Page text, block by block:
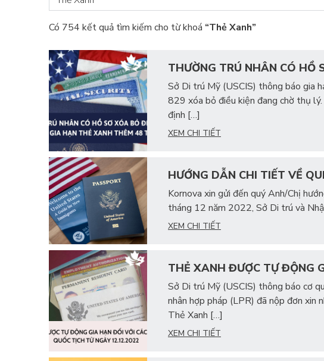
Có 754 kết quả tìm kiếm cho từ khoá “Thẻ Xanh”
THƯỜNG TRÚ NHÂN CÓ HỒ
Sở Di trú Mỹ (USCIS) thông báo gia
829 xóa bỏ điều kiện đang chờ thụ
định […]
XEM CHI TIẾT
HƯỚNG DẪN CHI TIẾT VỀ
Kornova xin gửi đến quý Anh/Chị
tháng 12 năm 2022, Sở Di trú và
XEM CHI TIẾT
THẺ XANH ĐƯỢC TỰ ĐỘNG
Sở Di trú Mỹ (USCIS) thông báo cơ
nhân hợp pháp (LPR) đã nộp đơn
Thẻ Xanh […]
XEM CHI TIẾT